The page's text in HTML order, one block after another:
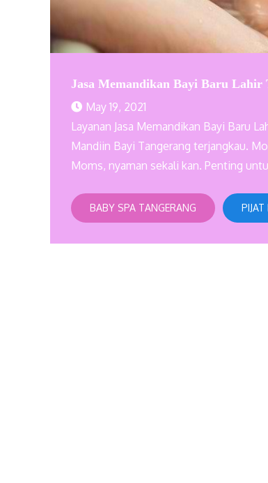
Jasa Memandikan Bayi Baru Lahir
May 19, 2021
Layanan Jasa Memandikan Bayi Baru
Mandiin Bayi Tangerang terjangkau.
Moms, nyaman sekali kan. Penting
BABY SPA TANGERANG